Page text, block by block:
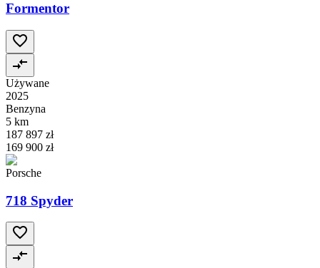
Formentor
Używane
2025
Benzyna
5 km
187 897 zł
169 900 zł
Porsche
718 Spyder